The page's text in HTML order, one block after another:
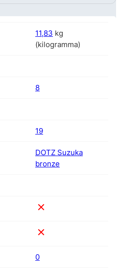
11,83 kg
(kilogramma)
8
19
DOTZ Suzuka
bronze
0